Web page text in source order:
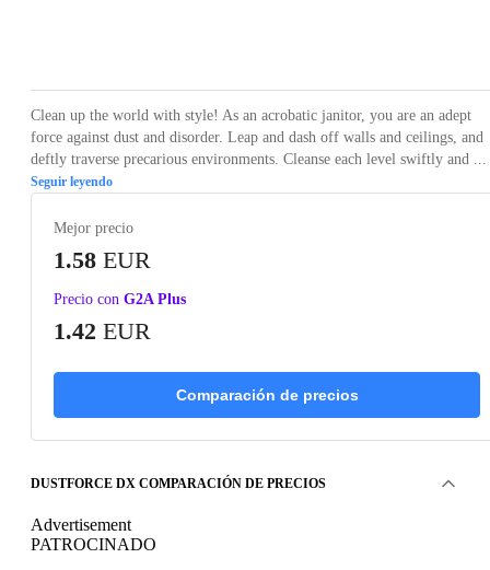
Clean up the world with style! As an acrobatic janitor, you are an adept
force against dust and disorder. Leap and dash off walls and ceilings, and
deftly traverse precarious environments. Cleanse each level swiftly and ...
Seguir leyendo
Mejor precio
1.58 EUR
Precio con G2A Plus
1.42 EUR
Comparación de precios
DUSTFORCE DX COMPARACIÓN DE PRECIOS
Advertisement
PATROCINADO